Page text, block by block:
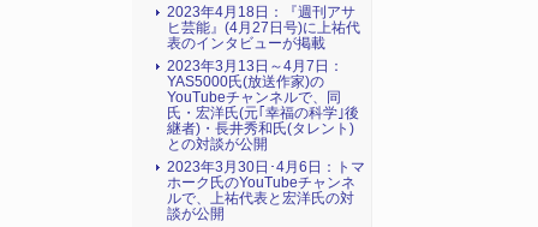
2023年4月18日：『週刊アサ
ヒ芸能』(4月27日号)に上祐代
表のインタビューが掲載
2023年3月13日～4月7日：
YAS5000氏(放送作家)の
YouTubeチャンネルで、同
氏・宏洋氏(元｢幸福の科学｣後
継者)・長井秀和氏(タレント)
との対談が公開
2023年3月30日･4月6日：トマ
ホーク氏のYouTubeチャンネ
ルで、上祐代表と宏洋氏の対
談が公開